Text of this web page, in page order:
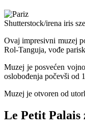
Shutterstock/irena iris
Ovaj impresivni muzej
Rol-Tanguja, vođe
Muzej je posvećen
oslobođenja počevši od
Muzej je otvoren od
Le Petit